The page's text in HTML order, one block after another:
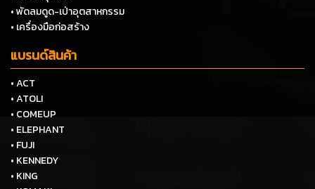
• พัดลมดูด-เป่าอุตสาหกรรม
• เครื่องมือก่อสร้าง
แบรนด์สินค้า
• ACT
• ATOLI
• COMEUP
• ELEPHANT
• FUJI
• KENNEDY
• KING